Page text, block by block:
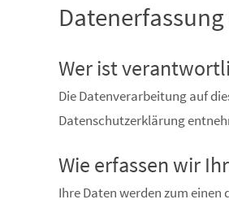
Wer ist
Die Datenverarbeitung auf
Datenschutzerklärung
Wie erfassen wir
Ihre Daten werden zum